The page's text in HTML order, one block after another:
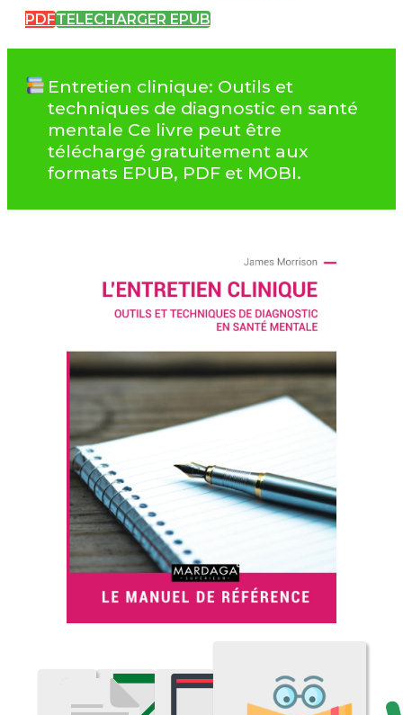
PDFTELECHARGER EPUB
Entretien clinique: Outils et
techniques de diagnostic en santé
mentale Ce livre peut être
téléchargé gratuitement aux
formats EPUB, PDF et MOBI.